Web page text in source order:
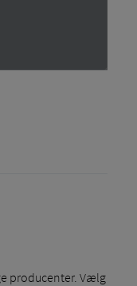
producenter. Vælg